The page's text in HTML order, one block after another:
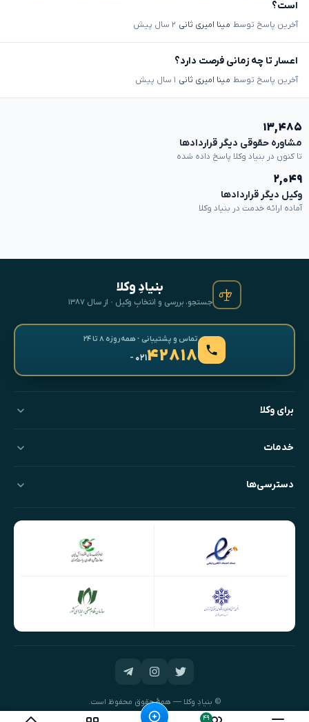
۴۹
است؟
آخرین پاسخ توسط مینا امیری ثانی ۲ سال پیش
اعسار تا چه زمانی فرصت دارد؟
آخرین پاسخ توسط مینا امیری ثانی ۱ سال پیش
۱۳,۴۸۵
مشاوره حقوقی دیگر قراردادها
تا کنون در بنیاد وکلا پاسخ داده شده
۲,۰۴۹
وکیل دیگر قراردادها
آماده ارائه خدمت در بنیاد وکلا
بنیادِ وکلا
جستجو، بررسی و انتخابِ وکیل · از سال ۱۳۸۷
تماس و پشتیبانی · همه‌روزه ۸ تا ۲۴
۴۲۸۱۸- ۰۲۱
برای وکلا
خدمات
دسترسی‌ها
© بنیادِ وکلا — همهٔ حقوق محفوظ است.
طراحی و توسعه:نیک‌داده‌پرداز